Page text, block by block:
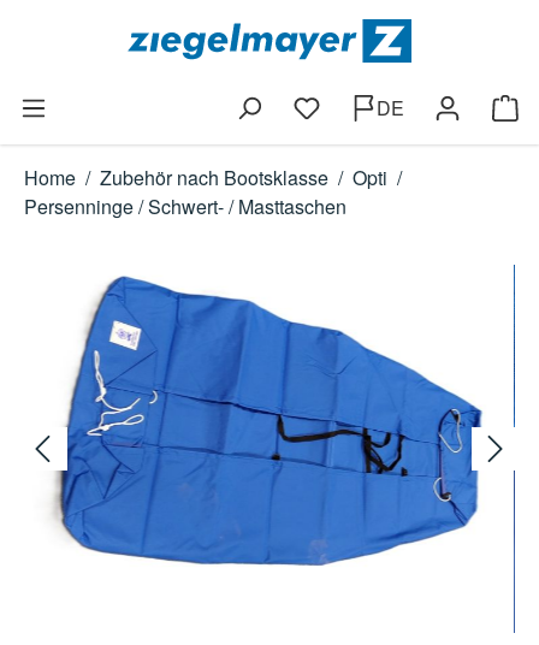
Zum Hauptinhalt springen
Du hast 0 Produkte auf
DE
Home / Zubehör nach Bootsklasse / Opti /
Persenninge / Schwert- / Masttaschen
Bildergalerie überspringen